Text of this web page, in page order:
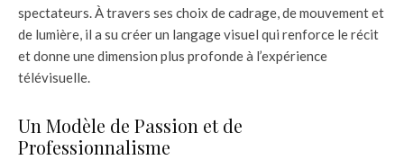
spectateurs. À travers ses choix de cadrage, de mouvement et
de lumière, il a su créer un langage visuel qui renforce le récit
et donne une dimension plus profonde à l’expérience
télévisuelle.
Un Modèle de Passion et de
Professionnalisme